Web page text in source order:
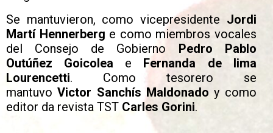
Se mantuvieron, como vicepresidente Jordi
Martí Hennerberg e como miembros vocales
del Consejo de Gobierno Pedro Pablo
Outúñez Goicolea e Fernanda de lima
Lourencetti. Como tesorero se
mantuvoVictor Sanchís Maldonado y como
editor da revista TST Carles Gorini.